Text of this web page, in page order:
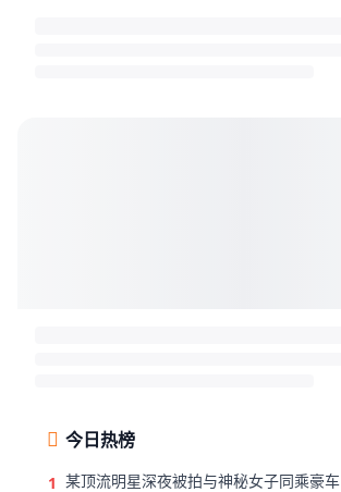
今日热榜
1 某顶流明星深夜被拍与神秘女子同乘豪车